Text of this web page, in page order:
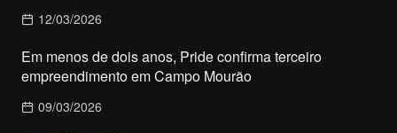
12/03/2026
Em menos de dois anos, Pride confirma terceiro
empreendimento em Campo Mourão
09/03/2026